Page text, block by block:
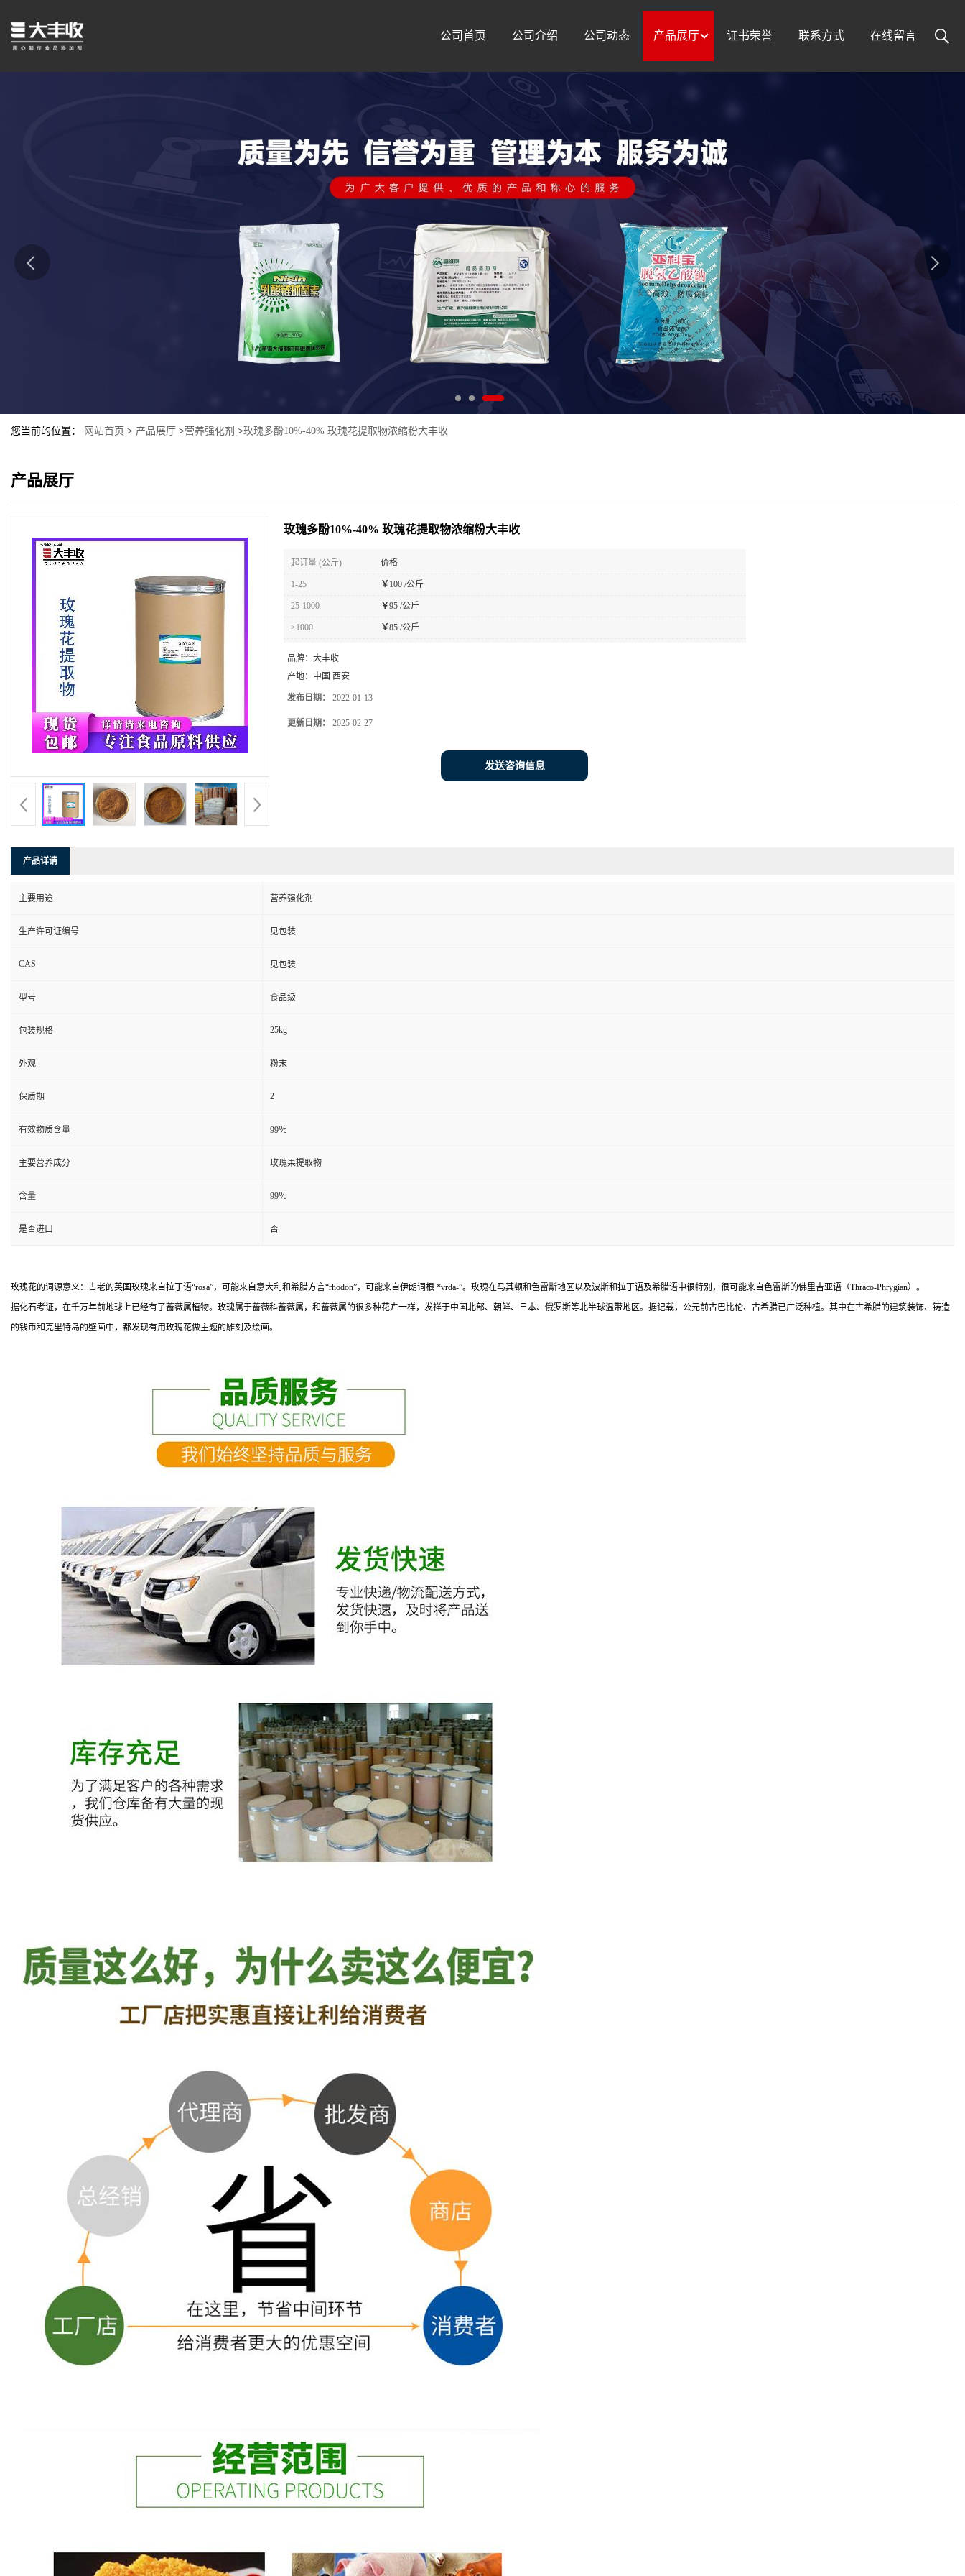
公司首页 公司介绍 公司动态 产品展厅 证书荣誉 联系方式 在线留言
您当前的位置： 网站首页 > 产品展厅 >营养强化剂 >玫瑰多酚10%-40% 玫瑰花提取物浓缩粉大丰收
产品展厅
玫瑰多酚10%-40% 玫瑰花提取物浓缩粉大丰收
起订量 (公斤) 价格
1-25 ￥ 100 /公斤
25-1000 ￥95 /公斤
≥1000 ￥85 /公斤
品牌： 大丰收
产地： 中国 西安
发布日期： 2022-01-13
更新日期： 2025-02-27
发送咨询信息
产品详请
主要用途 营养强化剂
生产许可证编号 见包装
CAS 见包装
型号 食品级
包装规格 25kg
外观 粉末
保质期 2
有效物质含量 99％
主要营养成分 玫瑰果提取物
含量 99％
是否进口 否
玫瑰花的词源意义：古老的英国玫瑰来自拉丁语“rosa”，可能来自意大利和希腊方言“rhodon”，可能来自伊朗词根 *vrda-”。玫瑰在马其顿和色雷斯地区以及波斯和拉丁语及希腊语中很特别，很可能来自色雷斯的佛里吉亚语（Thraco-Phrygian）。
据化石考证，在千万年前地球上已经有了蔷薇属植物。玫瑰属于蔷薇科蔷薇属，和蔷薇属的很多种花卉一样，发祥于中国北部、朝鲜、日本、俄罗斯等北半球温带地区。据记载，公元前古巴比伦、古希腊已广泛种植。其中在古希腊的建筑装饰、铸造
的钱币和克里特岛的壁画中，都发现有用玫瑰花做主题的雕刻及绘画。